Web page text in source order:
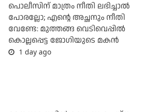
പൊലീസിന് മാത്രം നീതി ലഭിച്ചാല്‍
പോരല്ലോ; എന്റെ അച്ഛനും നീതി
വേണ്ടേ: മുത്തങ്ങ വെടിവെപ്പില്‍
കൊല്ലപ്പെട്ട ജോഗിയുടെ മകന്‍
1 day ago